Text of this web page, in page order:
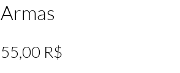
Armas
55,00 R$